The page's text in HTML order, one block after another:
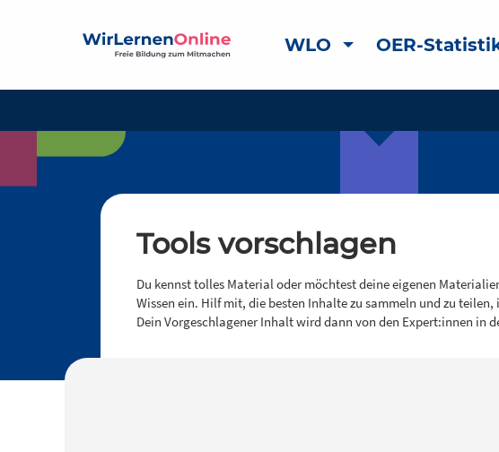
WLO OER-
Tools vorschlagen
Du kennst tolles Material oder möchtest deine eigenen
Wissen ein. Hilf mit, die besten Inhalte zu sammeln und zu
Dein Vorgeschlagener Inhalt wird dann von den Expert:innen in